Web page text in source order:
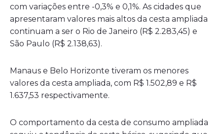
com variações entre -0,3% e 0,1%. As cidades que
apresentaram valores mais altos da cesta ampliada
continuam a ser o Rio de Janeiro (R$ 2.283,45) e
São Paulo (R$ 2.138,63).
Manaus e Belo Horizonte tiveram os menores
valores da cesta ampliada, com R$ 1.502,89 e R$
1.637,53 respectivamente.
O comportamento da cesta de consumo ampliada